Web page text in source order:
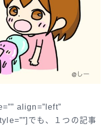
align=”left”
でも、１つの記事